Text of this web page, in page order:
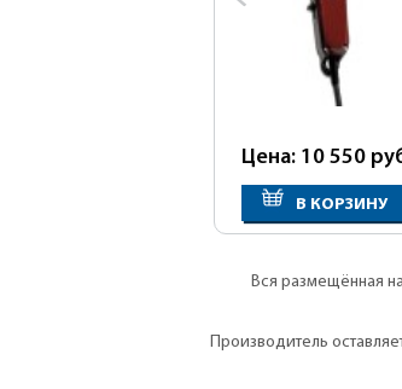
Цена: 10 550
В КОРЗИНУ
Вся размещённая
Производитель